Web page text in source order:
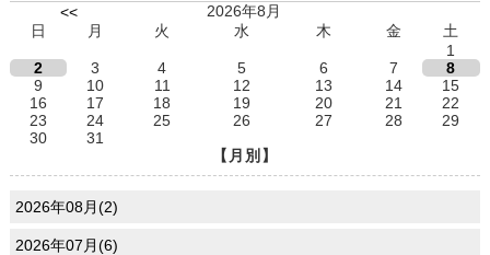
<<
2026年8月
日
月 火 水 木 金
土
1
2
3 4 5 6 7
8
9
10 11 12 13 14
15
16
17 18 19 20 21
22
23
24 25 26 27 28
29
30
31
【月別】
2026年08月(2)
2026年07月(6)